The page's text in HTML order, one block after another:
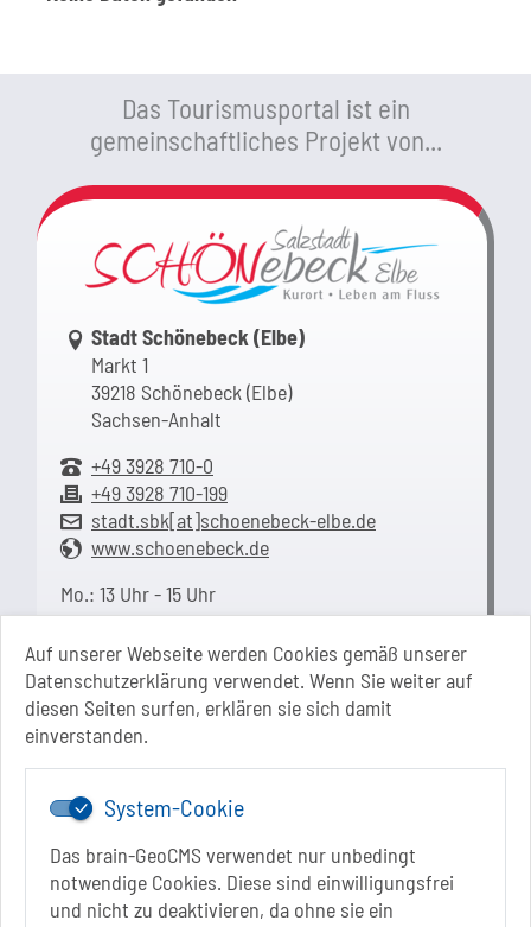
Auf unserer Webseite werden Cookies gemäß unserer
Datenschutzerklärung verwendet. Wenn Sie weiter auf
diesen Seiten surfen, erklären sie sich damit
einverstanden.
System-Cookie
Das brain-GeoCMS verwendet nur unbedingt
notwendige Cookies. Diese sind einwilligungsfrei
und nicht zu deaktivieren, da ohne sie ein
Das Tourismusportal ist ein
gemeinschaftliches Projekt von...
Link zur Google-Maps Navigation
Stadt Schönebeck (Elbe)
Markt 1
39218 Schönebeck (Elbe)
Sachsen-Anhalt
+49 3928 710-0
+49 3928 710-199
stadt.sbk[at]schoenebeck-elbe.de
www.schoenebeck.de
Mo.: 13 Uhr - 15 Uhr
Di.: 9 Uhr - 11.30 Uhr
13 Uhr - 18 Uhr
Do.: 9 Uhr - 11.30 Uhr
Fr.: nach Vereinbarung